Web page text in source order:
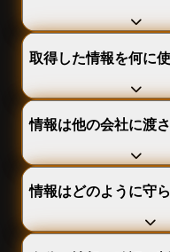
取得した情報を何に
情報は他の会社に渡
情報はどのように守